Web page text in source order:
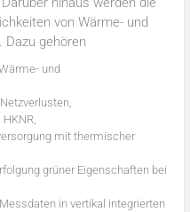
von Wärme- und
Dazu gehören
und
mit thermischer
grüner Eigenschaften bei
in vertikal integrierten